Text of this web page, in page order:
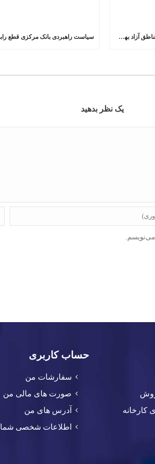
دبیر شورای‌عالی مناطق ازاد؛ مناطق آزاد بهشت سرمایه گذاران می شود
یک نظر بدهید
می‌نویسم.
حساب کاربری
سفارشات من
صورت های مالی من
آدرس های من
اطلاعات شخصی شما
کارخانه